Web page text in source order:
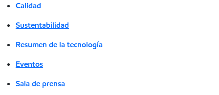
Calidad
Sustentabilidad
Resumen de la tecnología
Eventos
Sala de prensa